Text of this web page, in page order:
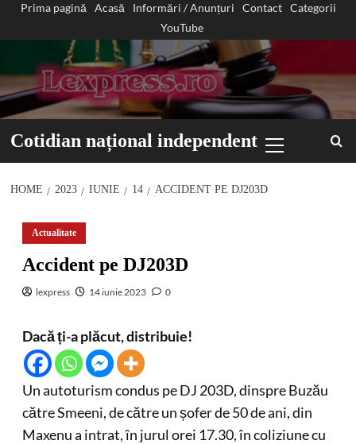
Prima pagină Acasă Informări / Anunțuri Contact
Categorii
YouTube
Cotidian național independent
Menu
HOME 2023 IUNIE 14 ACCIDENT PE DJ203D
Actualitate
Accident pe DJ203D
lexpress 14 iunie 2023 0
Dacă ți-a plăcut, distribuie!
Un autoturism condus pe DJ 203D, dinspre Buzău
către Smeeni, de către un șofer de 50 de ani, din
Maxenu a intrat, în jurul orei 17.30, în coliziune cu